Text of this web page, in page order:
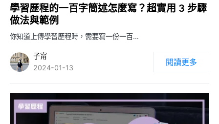
學習歷程的一百字簡述怎麼寫？超實用 3 步驟
做法與範例
你知道上傳學習歷程時，需要寫一份一百…
子甯
2024-01-13
閱讀更多